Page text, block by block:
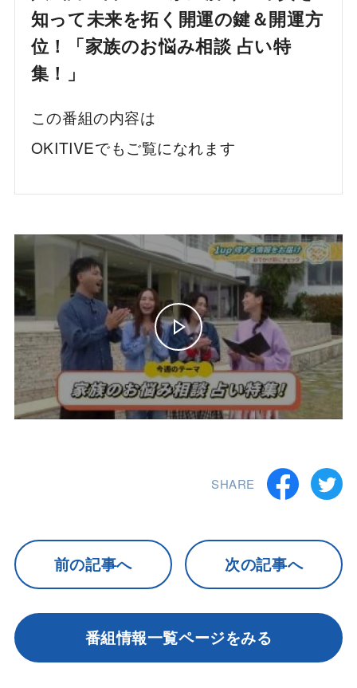
知って未来を拓く開運の鍵＆開運方
位！「家族のお悩み相談 占い特
集！」
この番組の内容は
OKITIVEでもご覧になれます
SHARE
前の記事へ 次の記事へ
番組情報一覧ページをみる